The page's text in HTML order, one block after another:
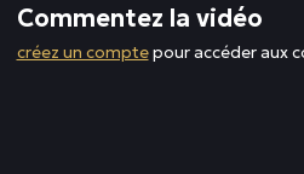
Commentez la vidéo
créez un comptepour accéder aux